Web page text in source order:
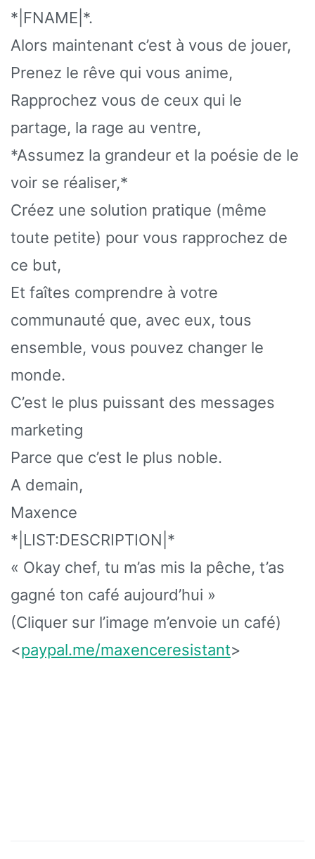
*|FNAME|*.
Alors maintenant c’est à vous de jouer,
Prenez le rêve qui vous anime,
Rapprochez vous de ceux qui le
partage, la rage au ventre,
*Assumez la grandeur et la poésie de le
voir se réaliser,*
Créez une solution pratique (même
toute petite) pour vous rapprochez de
ce but,
Et faîtes comprendre à votre
communauté que, avec eux, tous
ensemble, vous pouvez changer le
monde.
C’est le plus puissant des messages
marketing
Parce que c’est le plus noble.
A demain,
Maxence
*|LIST:DESCRIPTION|*
« Okay chef, tu m’as mis la pêche, t’as
gagné ton café aujourd’hui »
(Cliquer sur l’image m’envoie un café)
<paypal.me/maxenceresistant>